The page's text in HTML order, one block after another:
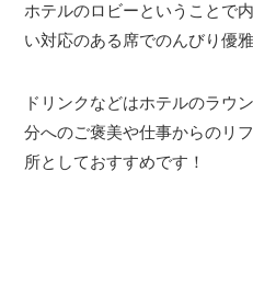
ホテルのロビーということで
い対応のある席でのんびり優
ドリンクなどはホテルのラウ
分へのご褒美や仕事からのリ
所としておすすめです！